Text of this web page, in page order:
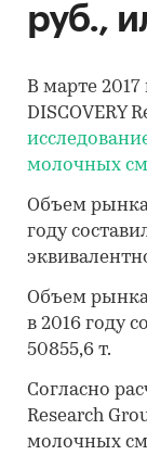
руб.,
В марте 2017
DISCOVERY
молочных
Объем рынка
году
Объем рынка
в 2016 году
50855,6 т.
Согласно
Research
молочных